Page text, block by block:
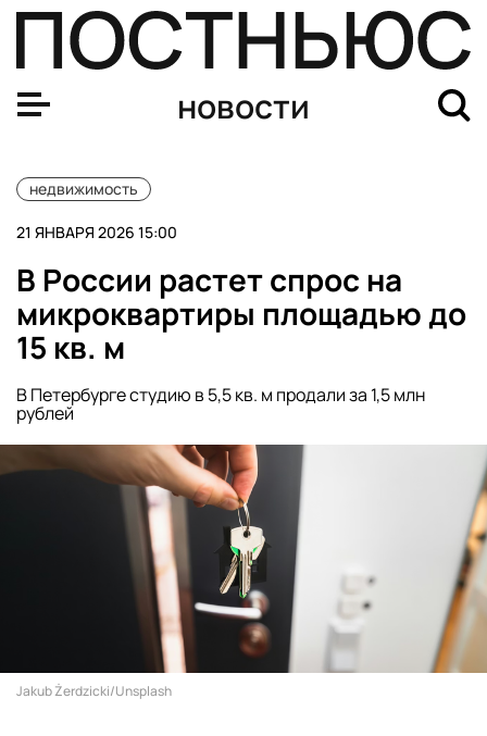
новости
недвижимость
21 ЯНВАРЯ 2026 15:00
В России растет спрос на
микроквартиры площадью до
15 кв. м
В Петербурге студию в 5,5 кв. м продали за 1,5 млн
рублей
Jakub Żerdzicki/Unsplash
Россияне поддержали снижение первоначального